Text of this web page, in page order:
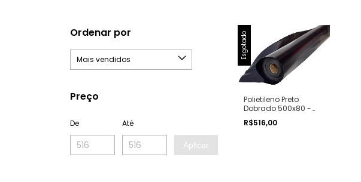
Ordenar por
Preço
De Até
Aplicar
Esgotado
Polietileno Preto
Dobrado 500x80 -
14,65kg - 550 metros
R$516,00